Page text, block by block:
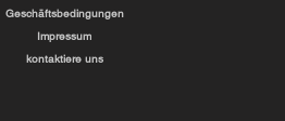
Geschäftsbedingungen
Impressum
kontaktiere uns